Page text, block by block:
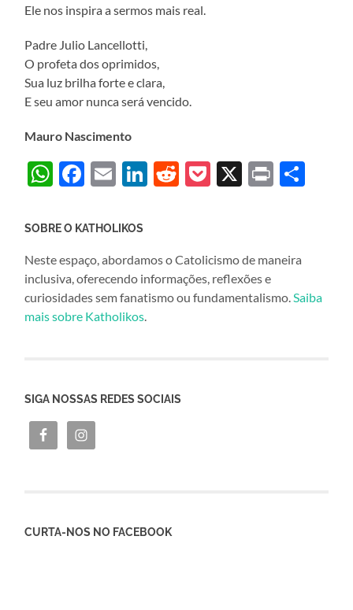
Ele nos inspira a sermos mais real.
Padre Julio Lancellotti,
O profeta dos oprimidos,
Sua luz brilha forte e clara,
E seu amor nunca será vencido.
Mauro Nascimento
WhatsApp
Facebook
EmailLinkedIn
Reddit
Pocket
X Print
SOBRE O KATHOLIKOS
Neste espaço, abordamos o Catolicismo de maneira
inclusiva, oferecendo informações, reflexões e
curiosidades sem fanatismo ou fundamentalismo.Saiba
mais sobre Katholikos.
SIGA NOSSAS REDES SOCIAIS
CURTA-NOS NO FACEBOOK